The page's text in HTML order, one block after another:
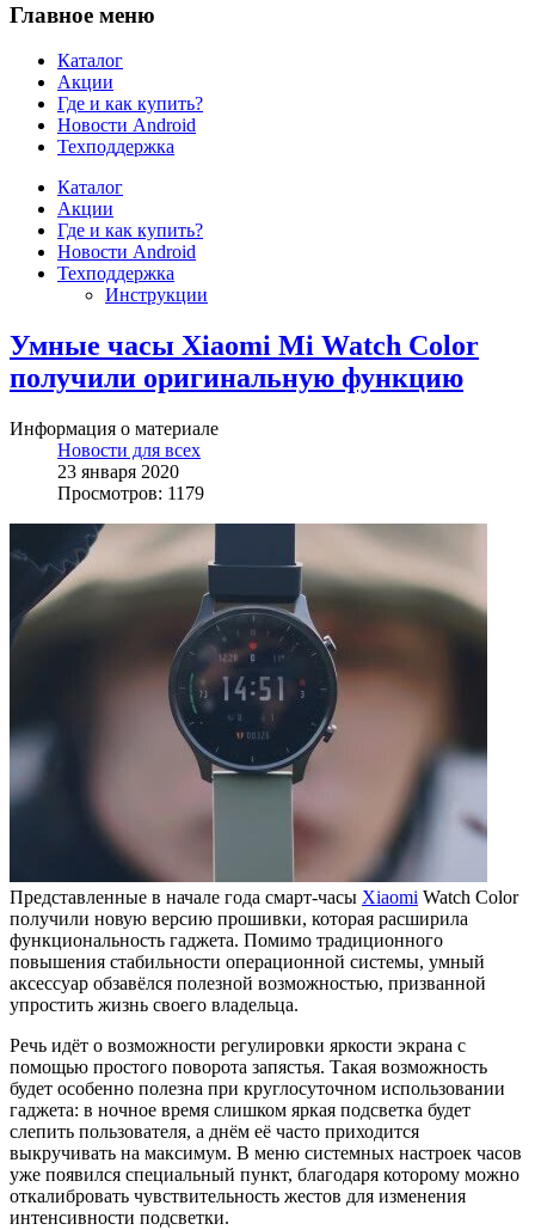
Главное меню
Каталог
Акции
Где и как купить?
Новости Android
Техподдержка
Каталог
Акции
Где и как купить?
Новости Android
Техподдержка
Инструкции
Умные часы Xiaomi Mi Watch Color
получили оригинальную функцию
Информация о материале
Новости для всех
23 января 2020
Просмотров: 1179
Представленные в начале года смарт-часы Xiaomi Watch Color
получили новую версию прошивки, которая расширила
функциональность гаджета. Помимо традиционного
повышения стабильности операционной системы, умный
аксессуар обзавёлся полезной возможностью, призванной
упростить жизнь своего владельца.
Речь идёт о возможности регулировки яркости экрана с
помощью простого поворота запястья. Такая возможность
будет особенно полезна при круглосуточном использовании
гаджета: в ночное время слишком яркая подсветка будет
слепить пользователя, а днём её часто приходится
выкручивать на максимум. В меню системных настроек часов
уже появился специальный пункт, благодаря которому можно
откалибровать чувствительность жестов для изменения
интенсивности подсветки.